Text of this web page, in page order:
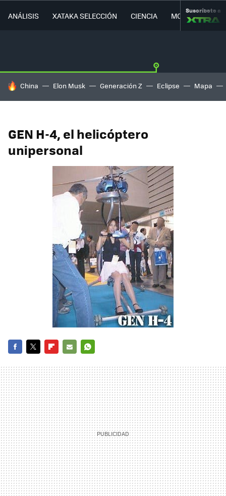
ANÁLISIS XATAKA SELECCIÓN CIENCIA MOVILIDAD
Suscríbete a
HOY SE HABLA DE
China Elon Musk Generación Z Eclipse Mapa
GEN H-4, el helicóptero
unipersonal
MAIL